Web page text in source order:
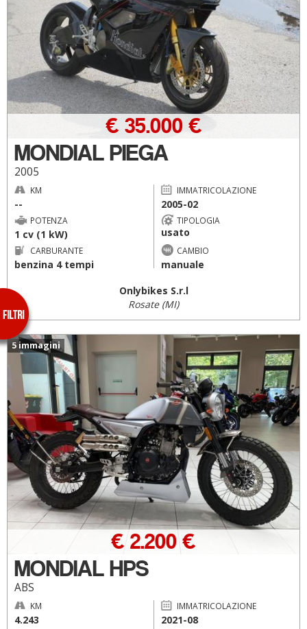
MONDIAL PIEGA
2005
€ 35.000 €
KM
--
IMMATRICOLAZIONE
2005-02
POTENZA
1 cv (1 kW)
TIPOLOGIA
usato
CARBURANTE
benzina 4 tempi
CAMBIO
manuale
Onlybikes S.r.l
Rosate (MI)
5 immagini
MONDIAL HPS
ABS
€ 2.200 €
KM
4.243
IMMATRICOLAZIONE
2021-08